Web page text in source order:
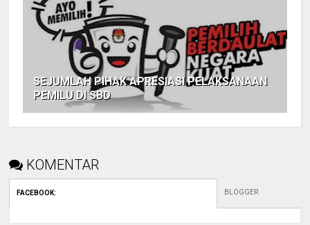
SEJUMLAH PIHAK APRESIASI PELAKSANAAN
PEMILU DI SBD
KOMENTAR
FACEBOOK: BLOGGER